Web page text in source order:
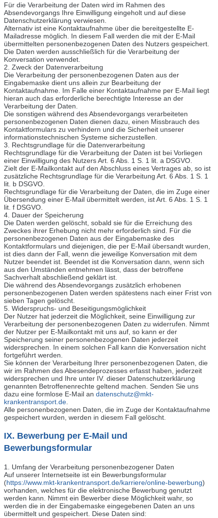
Für die Verarbeitung der Daten wird im Rahmen des
Absendevorgangs Ihre Einwilligung eingeholt und auf diese
Datenschutzerklärung verwiesen.
Alternativ ist eine Kontaktaufnahme über die bereitgestellte E-
Mailadresse möglich. In diesem Fall werden die mit der E-Mail
übermittelten personenbezogenen Daten des Nutzers gespeichert.
Die Daten werden ausschließlich für die Verarbeitung der
Konversation verwendet.
2. Zweck der Datenverarbeitung
Die Verarbeitung der personenbezogenen Daten aus der
Eingabemaske dient uns allein zur Bearbeitung der
Kontaktaufnahme. Im Falle einer Kontaktaufnahme per E-Mail liegt
hieran auch das erforderliche berechtigte Interesse an der
Verarbeitung der Daten.
Die sonstigen während des Absendevorgangs verarbeiteten
personenbezogenen Daten dienen dazu, einen Missbrauch des
Kontaktformulars zu verhindern und die Sicherheit unserer
informationstechnischen Systeme sicherzustellen.
3. Rechtsgrundlage für die Datenverarbeitung
Rechtsgrundlage für die Verarbeitung der Daten ist bei Vorliegen
einer Einwilligung des Nutzers Art. 6 Abs. 1 S. 1 lit. a DSGVO.
Zielt der E-Mailkontakt auf den Abschluss eines Vertrages ab, so ist
zusätzliche Rechtsgrundlage für die Verarbeitung Art. 6 Abs. 1 S. 1
lit. b DSGVO.
Rechtsgrundlage für die Verarbeitung der Daten, die im Zuge einer
Übersendung einer E-Mail übermittelt werden, ist Art. 6 Abs. 1 S. 1
lit. f DSGVO.
4. Dauer der Speicherung
Die Daten werden gelöscht, sobald sie für die Erreichung des
Zweckes ihrer Erhebung nicht mehr erforderlich sind. Für die
personenbezogenen Daten aus der Eingabemaske des
Kontaktformulars und diejenigen, die per E-Mail übersandt wurden,
ist dies dann der Fall, wenn die jeweilige Konversation mit dem
Nutzer beendet ist. Beendet ist die Konversation dann, wenn sich
aus den Umständen entnehmen lässt, dass der betroffene
Sachverhalt abschließend geklärt ist.
Die während des Absendevorgangs zusätzlich erhobenen
personenbezogenen Daten werden spätestens nach einer Frist von
sieben Tagen gelöscht.
5. Widerspruchs- und Beseitigungsmöglichkeit
Der Nutzer hat jederzeit die Möglichkeit, seine Einwilligung zur
Verarbeitung der personenbezogenen Daten zu widerrufen. Nimmt
der Nutzer per E-Mailkontakt mit uns auf, so kann er der
Speicherung seiner personenbezogenen Daten jederzeit
widersprechen. In einem solchen Fall kann die Konversation nicht
fortgeführt werden.
Sie können der Verarbeitung Ihrer personenbezogenen Daten, die
wir im Rahmen des Abesendeprozesses erfasst haben, jederzeit
widersprechen und Ihre unter IV. dieser Datenschutzerklärung
genannten Betroffenenrechte geltend machen. Senden Sie uns
dazu eine formlose E-Mail an datenschutz@mkt-
krankentransport.de
Alle personenbezogenen Daten, die im Zuge der Kontaktaufnahme
gespeichert wurden, werden in diesem Fall gelöscht.
IX. Bewerbung per E-Mail und
Bewerbungsformular
1. Umfang der Verarbeitung personenbezogener Daten
Auf unserer Internetseite ist ein Bewerbungsformular
(https://www.mkt-krankentransport.de/karriere/online-bewerbung)
vorhanden, welches für die elektronische Bewerbung genutzt
werden kann. Nimmt ein Bewerber diese Möglichkeit wahr, so
werden die in der Eingabemaske eingegebenen Daten an uns
übermittelt und gespeichert. Diese Daten sind: